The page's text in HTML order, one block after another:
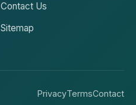
Contact Us
Sitemap
PrivacyTermsContact